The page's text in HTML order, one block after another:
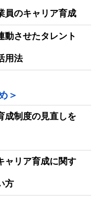
員のキャリア育成
させたタレント
用法
＞
成制度の見直しを
ャリア育成に関す
方